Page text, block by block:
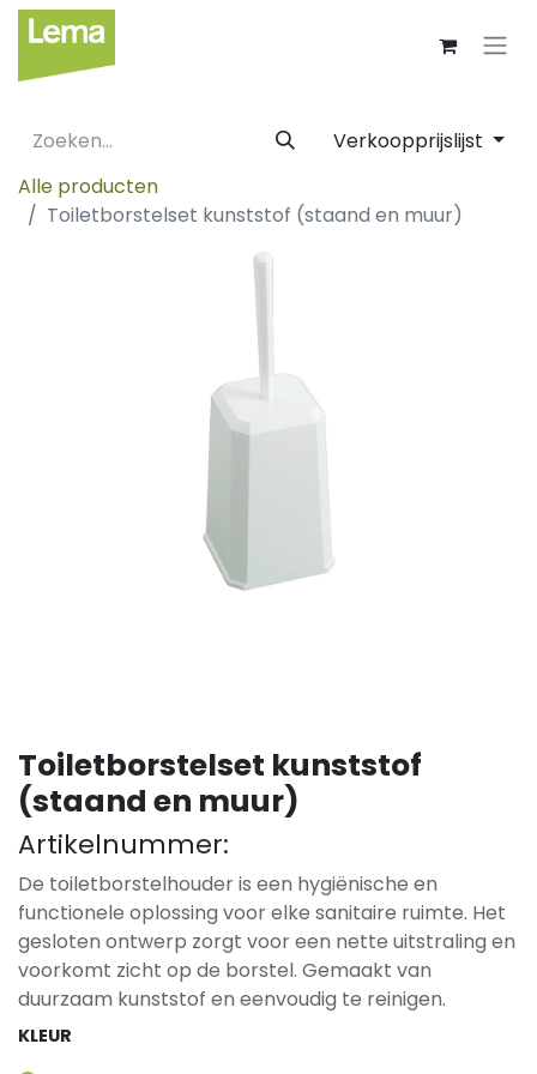
Verkoopprijslijst
Alle producten
Toiletborstelset kunststof (staand en muur)
Toiletborstelset kunststof
(staand en muur)
Artikelnummer:
De toiletborstelhouder is een hygiënische en
functionele oplossing voor elke sanitaire ruimte. Het
gesloten ontwerp zorgt voor een nette uitstraling en
voorkomt zicht op de borstel. Gemaakt van
duurzaam kunststof en eenvoudig te reinigen.
KLEUR